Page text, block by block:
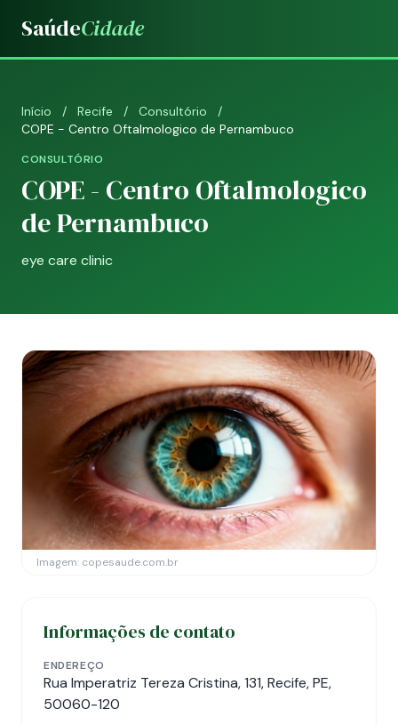
SaúdeCidade
Início / Recife / Consultório
/
COPE - Centro Oftalmologico de Pernambuco
CONSULTÓRIO
COPE - Centro Oftalmologico
de Pernambuco
eye care clinic
Imagem: copesaude.com.br
Informações de contato
ENDEREÇO
Rua Imperatriz Tereza Cristina, 131, Recife, PE,
50060-120